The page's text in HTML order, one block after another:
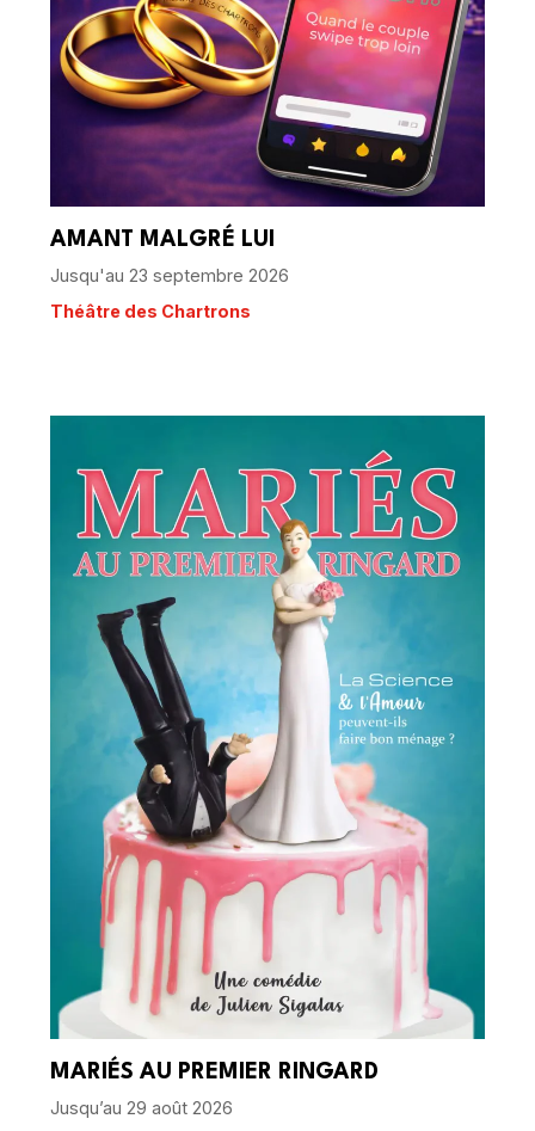
AMANT MALGRÉ LUI
Jusqu'au 23 septembre 2026
Théâtre des Chartrons
MARIÉS AU PREMIER RINGARD
Jusqu’au 29 août 2026